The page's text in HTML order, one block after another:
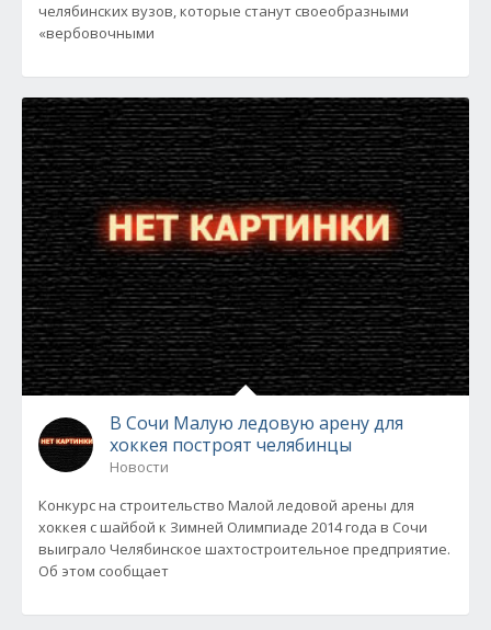
челябинских вузов, которые станут своеобразными
«вербовочными
В Сочи Малую ледовую арену для
хоккея построят челябинцы
Новости
Конкурс на строительство Малой ледовой арены для
хоккея с шайбой к Зимней Олимпиаде 2014 года в Сочи
выиграло Челябинское шахтостроительное предприятие.
Об этом сообщает